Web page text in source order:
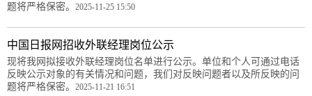
题将严格保密。 2025-11-25 15:50
中国日报网招收外联经理岗位公示
现将我网拟接收外联经理岗位名单进行公示。单位和个人可通过电话
反映公示对象的有关情况和问题，我们对反映问题者以及所反映的问
题将严格保密。 2025-11-21 16:51